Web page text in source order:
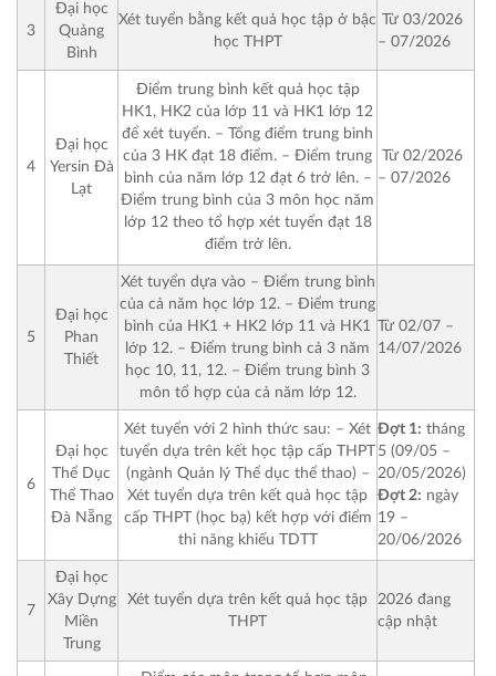
3
Đại học
Quảng
Bình
Xét tuyển bằng kết quả học tập ở bậc
học THPT
Từ 03/2026
– 07/2026
4
Đại học
Yersin Đà
Lạt
Điểm trung bình kết quả học tập
HK1, HK2 của lớp 11 và HK1 lớp 12
để xét tuyển. – Tổng điểm trung bình
của 3 HK đạt 18 điểm. – Điểm trung
bình của năm lớp 12 đạt 6 trở lên. –
Điểm trung bình của 3 môn học năm
lớp 12 theo tổ hợp xét tuyển đạt 18
điểm trở lên.
Từ 02/2026
– 07/2026
5
Đại học
Phan
Thiết
Xét tuyển dựa vào – Điểm trung bình
của cả năm học lớp 12. – Điểm trung
bình của HK1 + HK2 lớp 11 và HK1
lớp 12. – Điểm trung bình cả 3 năm
học 10, 11, 12. – Điểm trung bình 3
môn tổ hợp của cả năm lớp 12.
Từ 02/07 –
14/07/2026
6
Đại học
Thể Dục
Thể Thao
Đà Nẵng
Xét tuyển với 2 hình thức sau: – Xét
tuyển dựa trên kết học tập cấp THPT
(ngành Quản lý Thể dục thể thao) –
Xét tuyển dựa trên kết quả học tập
cấp THPT (học bạ) kết hợp với điểm
thi năng khiếu TDTT
Đợt 1: tháng
5 (09/05 –
20/05/2026)
Đợt 2: ngày
19 –
20/06/2026
7
Đại học
Xây Dựng
Miền
Trung
Xét tuyển dựa trên kết quả học tập
THPT
2026 đang
cập nhật